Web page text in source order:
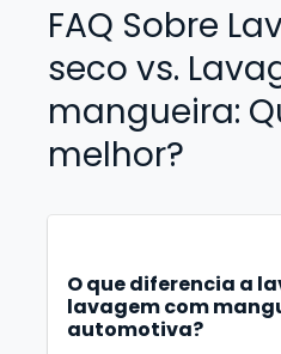
FAQ Sobre
seco vs.
mangueira:
melhor?
O que diferencia a
lavagem com
automotiva?